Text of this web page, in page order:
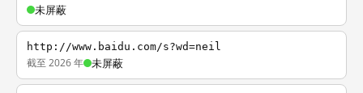
未屏蔽
http://www.baidu.com/s?wd=neil
截至 2026 年 未屏蔽